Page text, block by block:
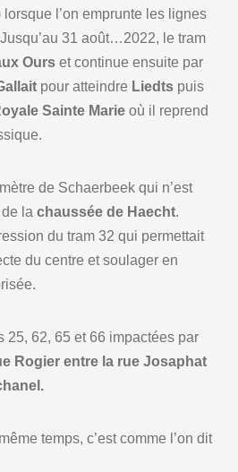
l’on emprunte les lignes
31 août…2022, le tram
Ours et continue ensuite par
pour atteindre Liedts puis
Sainte Marie où il reprend
de Schaerbeek qui n’est
la chaussée de Haecht.
du tram 32 qui permettait
du centre et soulager en
25, 62, 65 et 66 impactées par
Rogier entre la rue Josaphat
temps, c’est comme l’on dit